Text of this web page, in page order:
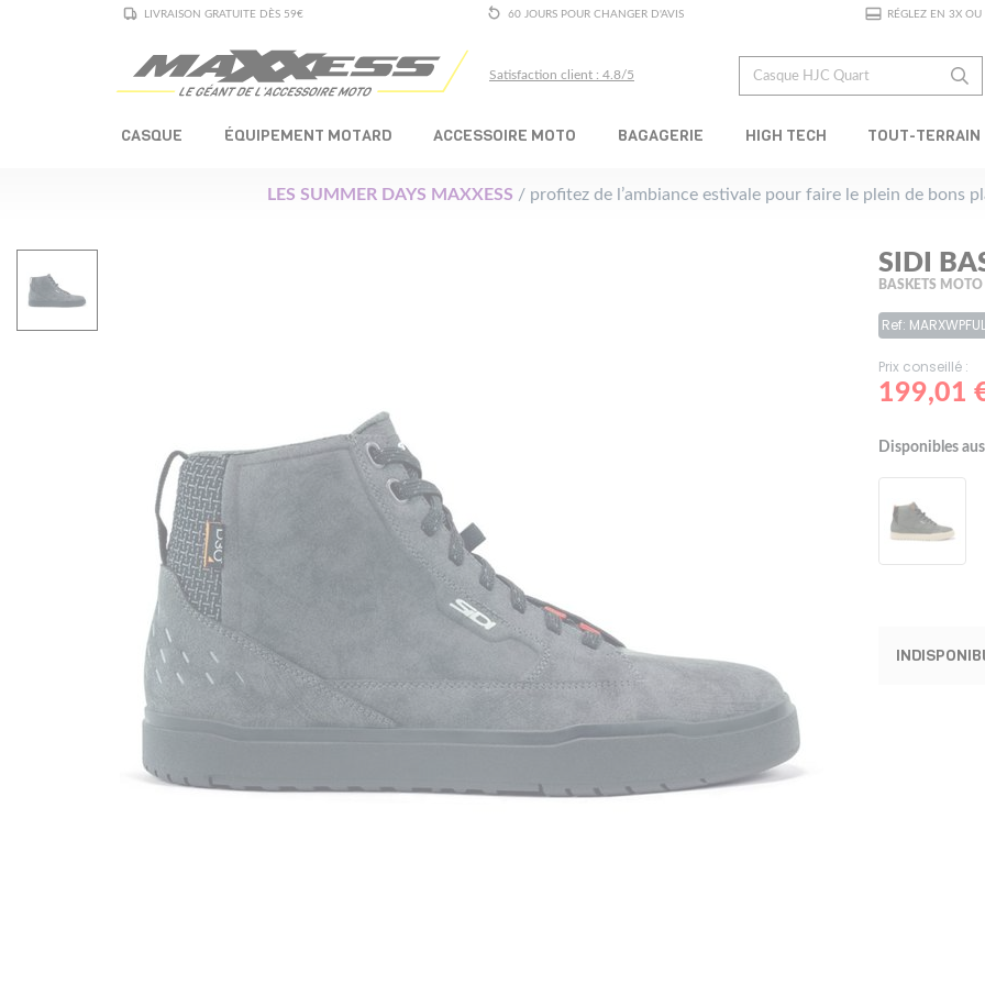
LIVRAISON GRATUITE DÈS 59€ 60 JOURS POUR CHANGER D'AVIS RÉGLEZ EN 3X
Satisfaction client : 4.8/5
CASQUE ÉQUIPEMENT MOTARD ACCESSOIRE MOTO BAGAGERIE HIGH TECH TOUT-TERRAIN
LES SUMMER DAYS MAXXESS / profitez de l’ambiance estivale pour faire le plein de bons
SIDI
BASKETS MOTO
Ref:
Prix conseillé :
199,01
Disponibles